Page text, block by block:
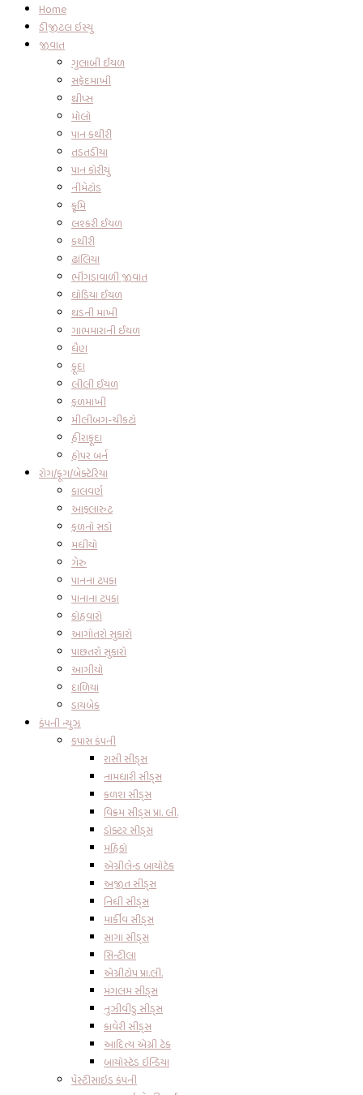
Home
ડીજીટલ ઇસ્યુ
જીવાત
ગુલાબી ઈયળ
સફેદમાખી
થ્રીપ્સ
મોલો
પાન કથીરી
તડતડીયા
પાન કોરીયું
નીમેટોડ
કૃમિ
લશ્કરી ઈયળ
કથીરી
ઢાંલિયા
ભીંગડાવાળી જીવાત
ઘોડિયા ઈયળ
થડની માખી
ગાભમારાની ઈયળ
ધૈણ
ફૂદા
લીલી ઈયળ
ફળમાખી
મીલીબગ-ચીકટો
હીરાફૂદા
હોપર બર્ન
રોગ/ફૂગ/બેક્ટેરિયા
કાલવર્ણ
આફ્લારુટ
ફળનો સડો
મધીયો
ગેરુ
પાનના ટપકા
પાનાના ટપકા
કોહવારો
આગોતરો સુકારો
પાછતરો સુકારો
આગીયો
દાળિયા
ડાયબેક
કંપની ન્યુઝ
કપાસ કંપની
રાસી સીડ્સ
નામધારી સીડ્સ
કળશ સીડ્સ
વિક્રમ સીડ્સ પ્રા. લી.
ડોક્ટર સીડ્સ
મહિકો
એગ્રીલેન્ડ બાયોટેક
અજીત સીડ્સ
નિધી સીડ્સ
માર્કીવ સીડ્સ
સાગા સીડ્સ
સિન્ટીલા
એગ્રીટોપ પ્રા.લી.
મંગલમ સીડ્સ
નુઝીવીડુ સીડ્સ
કાવેરી સીડ્સ
આદિત્ય એગ્રી ટેક
બાયોસ્ટેડ ઇન્ડિયા
પેસ્ટીસાઇડ કંપની